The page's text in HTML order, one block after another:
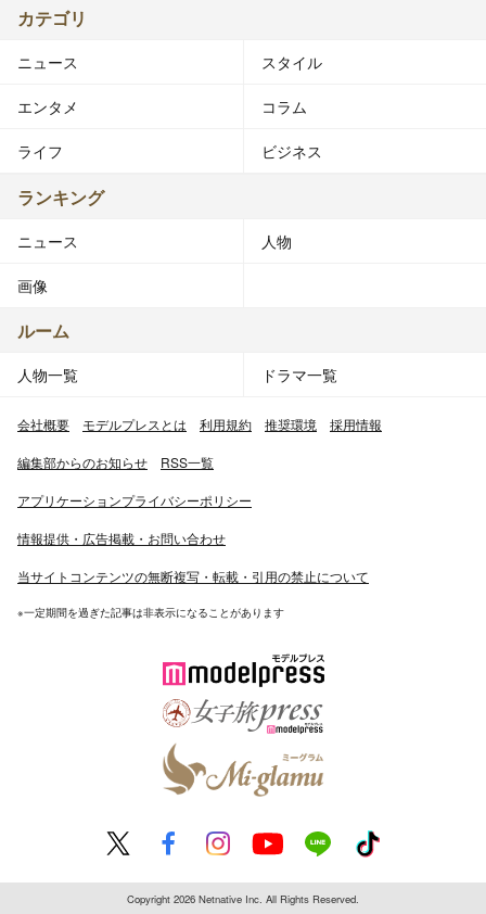
カテゴリ
ニュース スタイル
エンタメ コラム
ライフ ビジネス
ランキング
ニュース 人物
画像
ルーム
人物一覧 ドラマ一覧
会社概要 モデルプレスとは 利用規約 推奨環境 採用情報
編集部からのお知らせ RSS一覧
アプリケーションプライバシーポリシー
情報提供・広告掲載・お問い合わせ
当サイトコンテンツの無断複写・転載・引用の禁止について
※一定期間を過ぎた記事は非表示になることがあります
Copyright 2026 Netnative Inc. All Rights Reserved.